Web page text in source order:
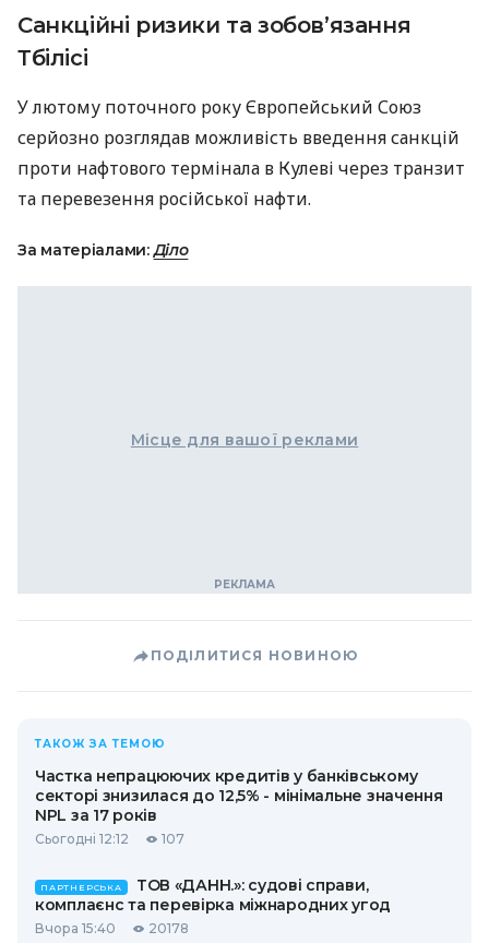
Санкційні ризики та зобов’язання
Тбілісі
У лютому поточного року Європейський Союз
серйозно розглядав можливість введення санкцій
проти нафтового термінала в Кулеві через транзит
та перевезення російської нафти.
За матеріалами:Діло
Місце для вашої реклами
ПОДІЛИТИСЯ НОВИНОЮ
ТАКОЖ ЗА ТЕМОЮ
Частка непрацюючих кредитів у банківському
секторі знизилася до 12,5% - мінімальне значення
NPL за 17 років
Сьогодні 12:12 107
ПАРТНЕРСЬКА
ТОВ «ДАНН.»: судові справи,
комплаєнс та перевірка міжнародних угод
Вчора 15:40 20178